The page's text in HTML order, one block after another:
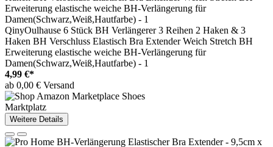
QinyOulhause 6 Stück BH Verlängerer 3 Reihen 2 Haken & 3
Haken BH Verschluss Elastisch Bra Extender Weich Stretch BH
Erweiterung elastische weiche BH-Verlängerung für
Damen(Schwarz,Weiß,Hautfarbe) - 1
4,99 €*
ab 0,00 € Versand
Marktplatz
Weitere Details